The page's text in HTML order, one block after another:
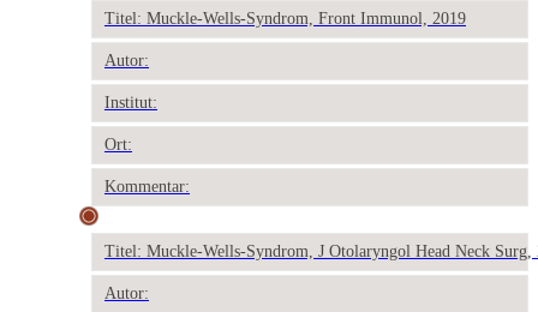
Titel: Muckle-Wells-Syndrom, Front Immunol, 2019
Autor:
Institut:
Ort:
Kommentar:
Titel: Muckle-Wells-Syndrom, J Otolaryngol Head Neck Surg,
Autor: